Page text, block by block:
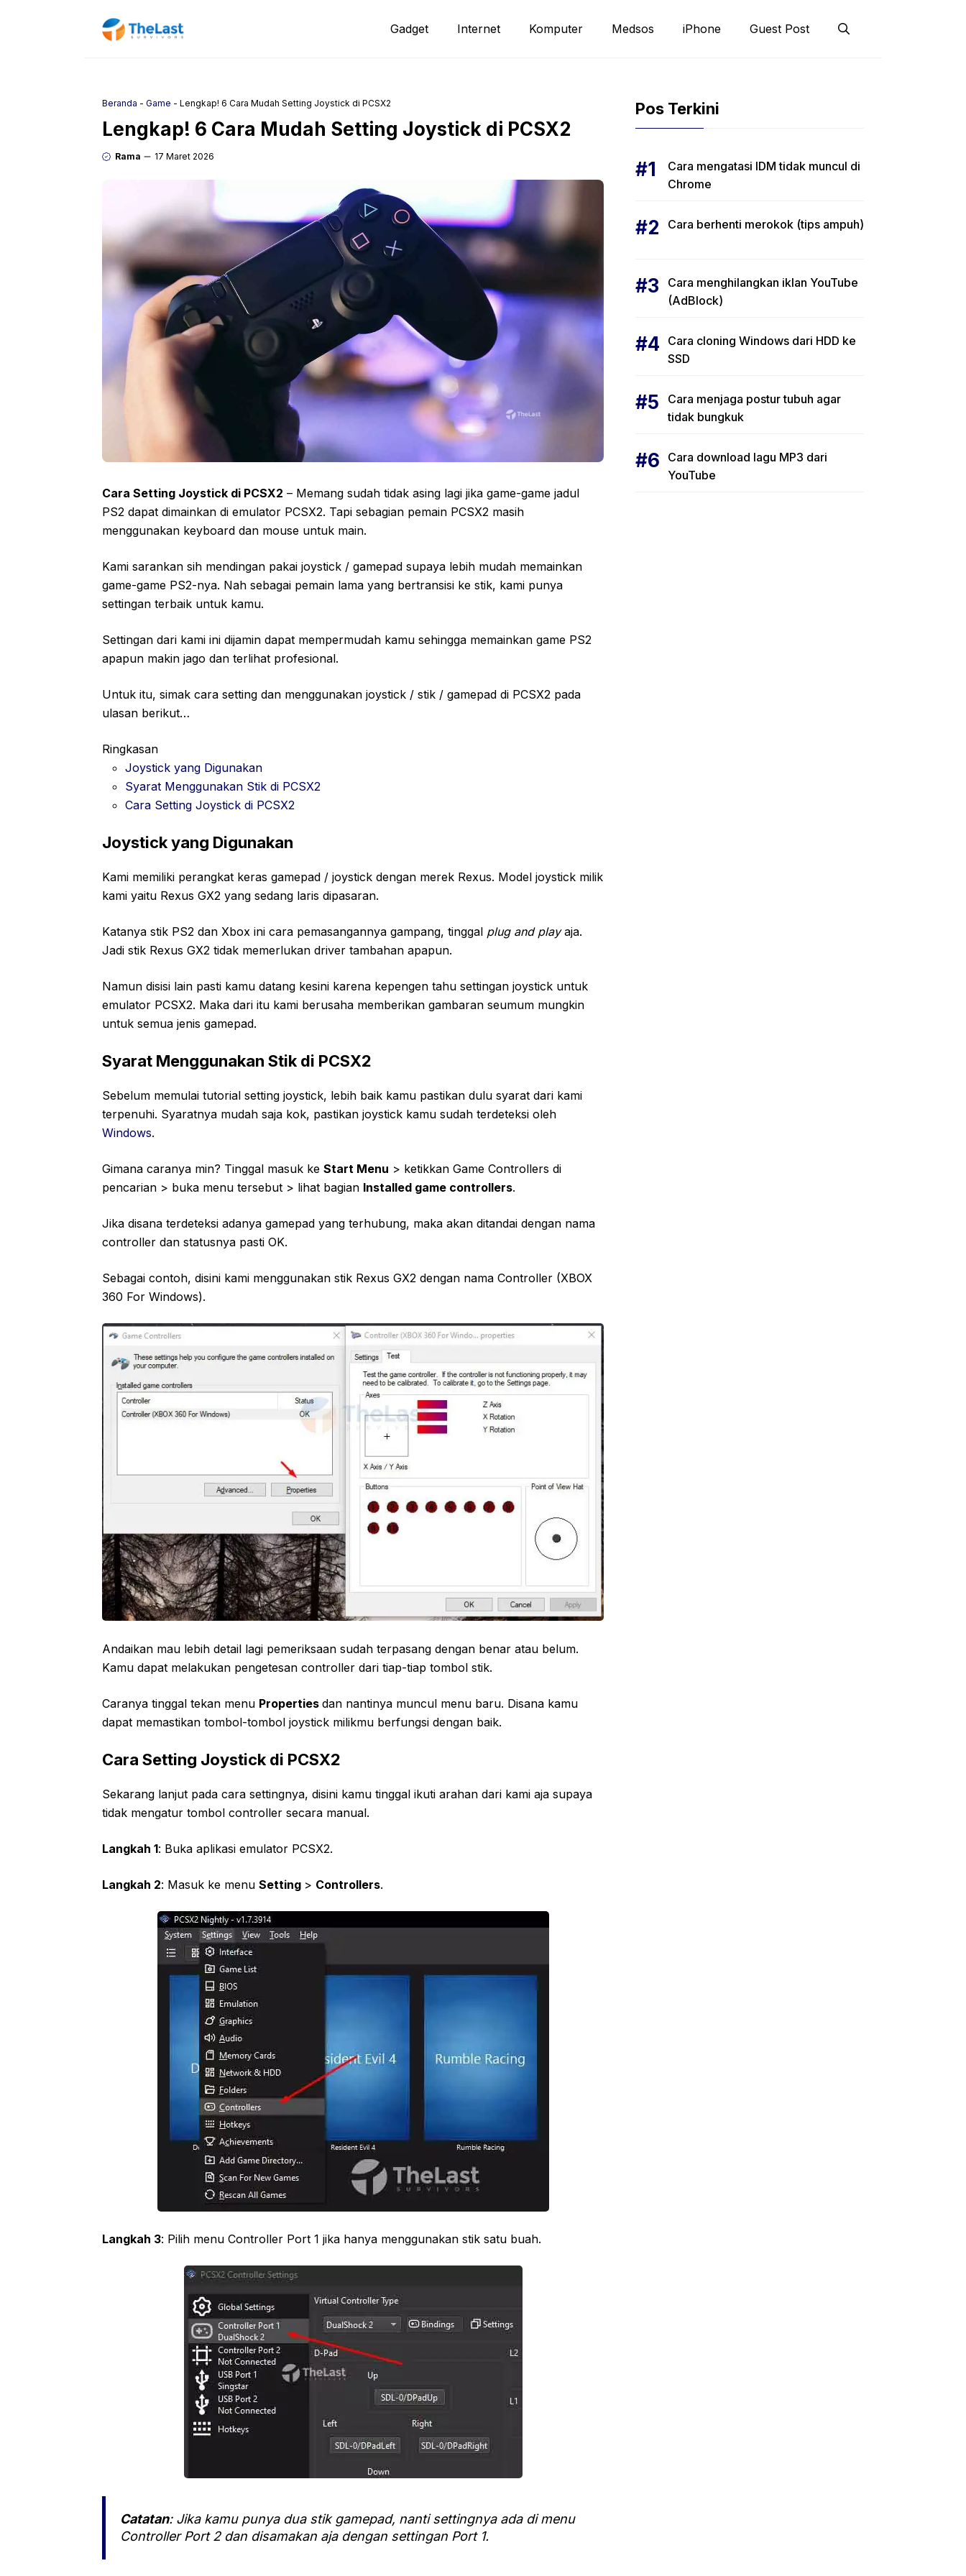
Gadget Internet Komputer Medsos iPhone Guest Post
Beranda - Game - Lengkap! 6 Cara Mudah Setting Joystick di PCSX2
Lengkap! 6 Cara Mudah Setting Joystick di PCSX2
Rama 17 Maret 2026
Cara Setting Joystick di PCSX2 – Memang sudah tidak asing lagi jika game-game jadul
PS2 dapat dimainkan di emulator PCSX2. Tapi sebagian pemain PCSX2 masih
menggunakan keyboard dan mouse untuk main.
Kami sarankan sih mendingan pakai joystick / gamepad supaya lebih mudah memainkan
game-game PS2-nya. Nah sebagai pemain lama yang bertransisi ke stik, kami punya
settingan terbaik untuk kamu.
Settingan dari kami ini dijamin dapat mempermudah kamu sehingga memainkan game PS2
apapun makin jago dan terlihat profesional.
Untuk itu, simak cara setting dan menggunakan joystick / stik / gamepad di PCSX2 pada
ulasan berikut…
Ringkasan
Joystick yang Digunakan
Syarat Menggunakan Stik di PCSX2
Cara Setting Joystick di PCSX2
Joystick yang Digunakan
Kami memiliki perangkat keras gamepad / joystick dengan merek Rexus. Model joystick milik
kami yaitu Rexus GX2 yang sedang laris dipasaran.
Katanya stik PS2 dan Xbox ini cara pemasangannya gampang, tinggal plug and playaja.
Jadi stik Rexus GX2 tidak memerlukan driver tambahan apapun.
Namun disisi lain pasti kamu datang kesini karena kepengen tahu settingan joystick untuk
emulator PCSX2. Maka dari itu kami berusaha memberikan gambaran seumum mungkin
untuk semua jenis gamepad.
Syarat Menggunakan Stik di PCSX2
Sebelum memulai tutorial setting joystick, lebih baik kamu pastikan dulu syarat dari kami
terpenuhi. Syaratnya mudah saja kok, pastikan joystick kamu sudah terdeteksi oleh
Windows.
Gimana caranya min? Tinggal masuk ke Start Menu > ketikkan Game Controllers di
pencarian > buka menu tersebut > lihat bagian Installed game controllers.
Jika disana terdeteksi adanya gamepad yang terhubung, maka akan ditandai dengan nama
controller dan statusnya pasti OK.
Sebagai contoh, disini kami menggunakan stik Rexus GX2 dengan nama Controller (XBOX
360 For Windows).
Andaikan mau lebih detail lagi pemeriksaan sudah terpasang dengan benar atau belum.
Kamu dapat melakukan pengetesan controller dari tiap-tiap tombol stik.
Caranya tinggal tekan menu Properties dan nantinya muncul menu baru. Disana kamu
dapat memastikan tombol-tombol joystick milikmu berfungsi dengan baik.
Cara Setting Joystick di PCSX2
Sekarang lanjut pada cara settingnya, disini kamu tinggal ikuti arahan dari kami aja supaya
tidak mengatur tombol controller secara manual.
Langkah 1: Buka aplikasi emulator PCSX2.
Langkah 2: Masuk ke menu Setting > Controllers.
Langkah 3: Pilih menu Controller Port 1 jika hanya menggunakan stik satu buah.
Catatan: Jika kamu punya dua stik gamepad, nanti settingnya ada di menu
Controller Port 2 dan disamakan aja dengan settingan Port 1.
Pos Terkini
Cara mengatasi IDM tidak muncul di
Chrome
Cara berhenti merokok (tips ampuh)
Cara menghilangkan iklan YouTube
(AdBlock)
Cara cloning Windows dari HDD ke
SSD
Cara menjaga postur tubuh agar
tidak bungkuk
Cara download lagu MP3 dari
YouTube